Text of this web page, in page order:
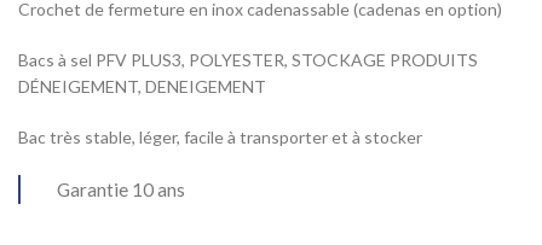
Crochet de fermeture en inox cadenassable (cadenas en option)
Bacs à sel PFV PLUS3, POLYESTER, STOCKAGE PRODUITS
DÉNEIGEMENT, DENEIGEMENT
Bac très stable, léger, facile à transporter et à stocker
Garantie 10 ans